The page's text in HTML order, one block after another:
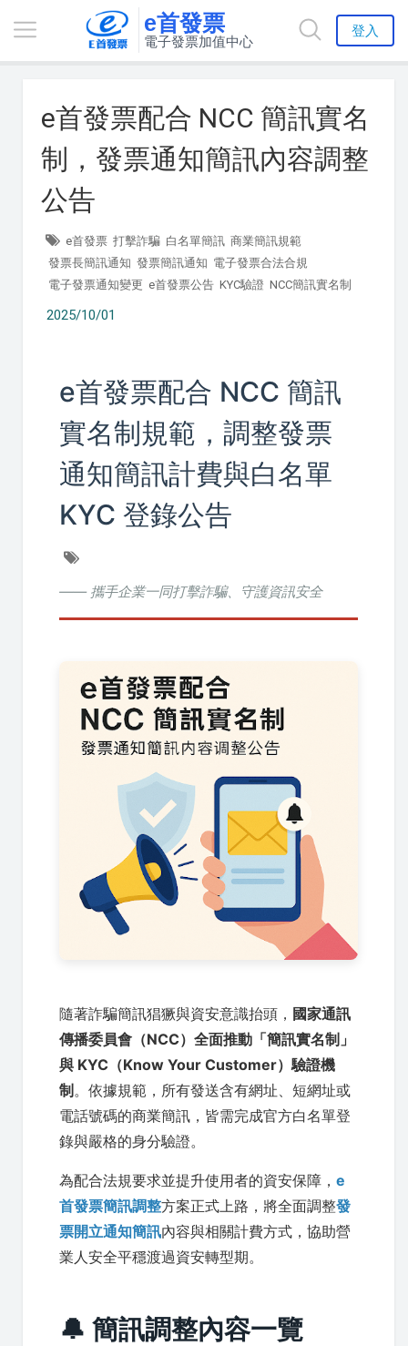
e首發票
電子發票加值中心
登入
e首發票配合 NCC 簡訊實名
制，發票通知簡訊內容調整
公告
e首發票 打擊詐騙 白名單簡訊 商業簡訊規範
發票長簡訊通知 發票簡訊通知 電子發票合法合規
電子發票通知變更 e首發票公告 KYC驗證 NCC簡訊實名制
2025/10/01
e首發票配合 NCC 簡訊
實名制規範，調整發票
通知簡訊計費與白名單
KYC 登錄公告
—— 攜手企業一同打擊詐騙、守護資訊安全
隨著詐騙簡訊猖獗與資安意識抬頭， 國家通訊
傳播委員會（NCC）全面推動「簡訊實名制」
與 KYC（Know Your Customer）驗證機
制 。依據規範，所有發送含有網址、短網址或
電話號碼的商業簡訊，皆需完成官方白名單登
錄與嚴格的身分驗證。
為配合法規要求並提升使用者的資安保障， e
首發票簡訊調整方案正式上路，將全面調整發
票開立通知簡訊內容與相關計費方式，協助營
業人安全平穩渡過資安轉型期。
🔔 簡訊調整內容一覽